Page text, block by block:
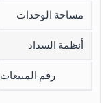
مساحة الوحدات
أنظمة السداد
رقم المبيعات